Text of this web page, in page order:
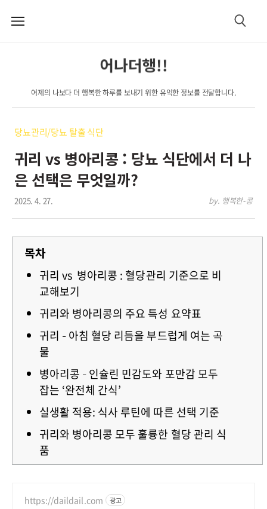
메
검
어나더행!!
어제의 나보다 더 행복한 하루를 보내기 위한 유익한 정보를 전달합니다.
당뇨관리/당뇨 탈출 식단
귀리 vs 병아리콩 : 당뇨 식단에서 더 나
은 선택은 무엇일까?
2025. 4. 27. by. 행복한-콩
목차
귀리 vs 병아리콩 : 혈당관리 기준으로 비
교해보기
귀리와 병아리콩의 주요 특성 요약표
귀리 – 아침 혈당 리듬을 부드럽게 여는 곡
물
병아리콩 – 인슐린 민감도와 포만감 모두
잡는 ‘완전체 간식’
실생활 적용: 식사 루틴에 따른 선택 기준
귀리와 병아리콩 모두 훌륭한 혈당 관리 식
품
https://daildail.com 광고